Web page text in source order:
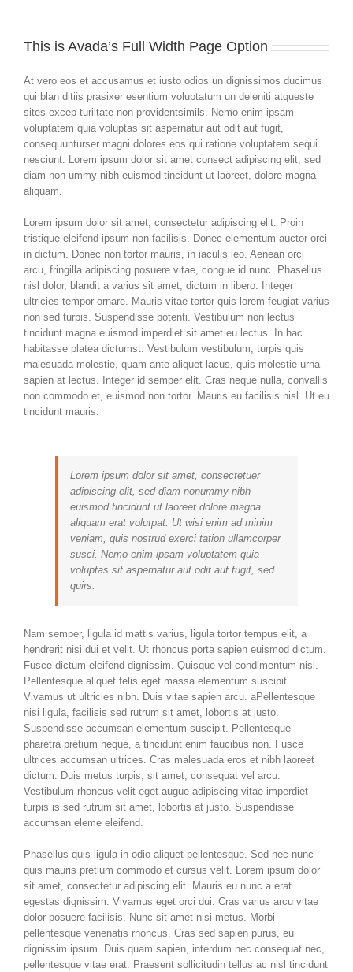
This is Avada’s Full Width Page Option
At vero eos et accusamus et iusto odios un dignissimos ducimus
qui blan ditiis prasixer esentium voluptatum un deleniti atqueste
sites excep turiitate non providentsimils. Nemo enim ipsam
voluptatem quia voluptas sit aspernatur aut odit aut fugit,
consequunturser magni dolores eos qui ratione voluptatem sequi
nesciunt. Lorem ipsum dolor sit amet consect adipiscing elit, sed
diam non ummy nibh euismod tincidunt ut laoreet, dolore magna
aliquam.
Lorem ipsum dolor sit amet, consectetur adipiscing elit. Proin
tristique eleifend ipsum non facilisis. Donec elementum auctor orci
in dictum. Donec non tortor mauris, in iaculis leo. Aenean orci
arcu, fringilla adipiscing posuere vitae, congue id nunc. Phasellus
nisl dolor, blandit a varius sit amet, dictum in libero. Integer
ultricies tempor ornare. Mauris vitae tortor quis lorem feugiat varius
non sed turpis. Suspendisse potenti. Vestibulum non lectus
tincidunt magna euismod imperdiet sit amet eu lectus. In hac
habitasse platea dictumst. Vestibulum vestibulum, turpis quis
malesuada molestie, quam ante aliquet lacus, quis molestie urna
sapien at lectus. Integer id semper elit. Cras neque nulla, convallis
non commodo et, euismod non tortor. Mauris eu facilisis nisl. Ut eu
tincidunt mauris.
Lorem ipsum dolor sit amet, consectetuer
adipiscing elit, sed diam nonummy nibh
euismod tincidunt ut laoreet dolore magna
aliquam erat volutpat. Ut wisi enim ad minim
veniam, quis nostrud exerci tation ullamcorper
susci. Nemo enim ipsam voluptatem quia
voluptas sit aspernatur aut odit aut fugit, sed
quirs.
Nam semper, ligula id mattis varius, ligula tortor tempus elit, a
hendrerit nisi dui et velit. Ut rhoncus porta sapien euismod dictum.
Fusce dictum eleifend dignissim. Quisque vel condimentum nisl.
Pellentesque aliquet felis eget massa elementum suscipit.
Vivamus ut ultricies nibh. Duis vitae sapien arcu. aPellentesque
nisi ligula, facilisis sed rutrum sit amet, lobortis at justo.
Suspendisse accumsan elementum suscipit. Pellentesque
pharetra pretium neque, a tincidunt enim faucibus non. Fusce
ultrices accumsan ultrices. Cras malesuada eros et nibh laoreet
dictum. Duis metus turpis, sit amet, consequat vel arcu.
Vestibulum rhoncus velit eget augue adipiscing vitae imperdiet
turpis is sed rutrum sit amet, lobortis at justo. Suspendisse
accumsan eleme eleifend.
Phasellus quis ligula in odio aliquet pellentesque. Sed nec nunc
quis mauris pretium commodo et cursus velit. Lorem ipsum dolor
sit amet, consectetur adipiscing elit. Mauris eu nunc a erat
egestas dignissim. Vivamus eget orci dui. Cras varius arcu vitae
dolor posuere facilisis. Nunc sit amet nisi metus. Morbi
pellentesque venenatis rhoncus. Cras sed sapien purus, eu
dignissim ipsum. Duis quam sapien, interdum nec consequat nec,
pellentesque vitae erat. Praesent sollicitudin tellus ac nisl tincidunt